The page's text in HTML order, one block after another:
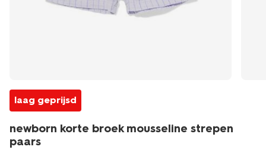
laag geprijsd
newborn korte broek mousseline strepen
paars